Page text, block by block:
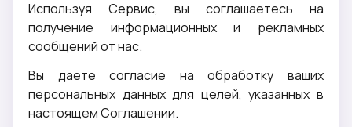
Используя Сервис, вы соглашаетесь на
получение информационных и рекламных
сообщений от нас.
Вы даете согласие на обработку ваших
персональных данных для целей, указанных в
настоящем Соглашении.